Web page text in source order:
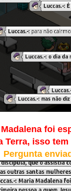
foi
Terra, isso
Pergunta